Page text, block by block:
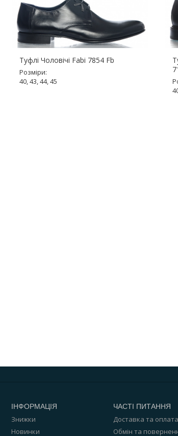
Туфлі Чоловічі Fabi 7854 Fb
Розміри:
40, 43, 44, 45
ІНФОРМАЦІЯ
Знижки
Новинки
ЧАСТІ ПИТАННЯ
Доставка та оплата
Обмін та